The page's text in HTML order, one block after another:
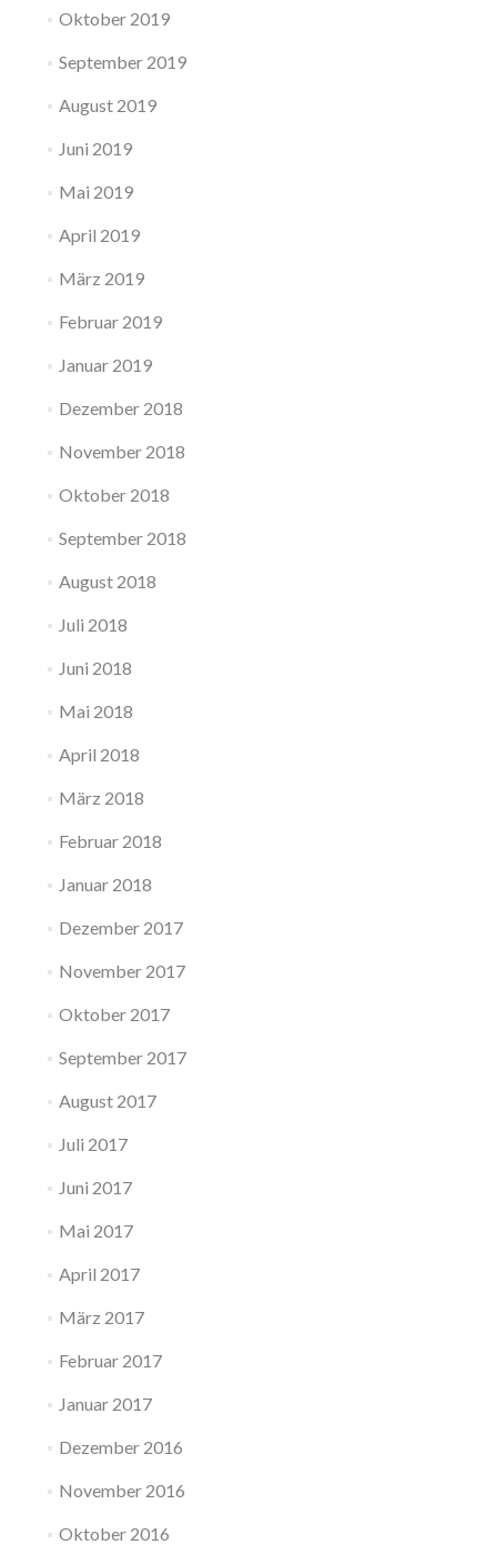
Oktober 2019
September 2019
August 2019
Juni 2019
Mai 2019
April 2019
März 2019
Februar 2019
Januar 2019
Dezember 2018
November 2018
Oktober 2018
September 2018
August 2018
Juli 2018
Juni 2018
Mai 2018
April 2018
März 2018
Februar 2018
Januar 2018
Dezember 2017
November 2017
Oktober 2017
September 2017
August 2017
Juli 2017
Juni 2017
Mai 2017
April 2017
März 2017
Februar 2017
Januar 2017
Dezember 2016
November 2016
Oktober 2016